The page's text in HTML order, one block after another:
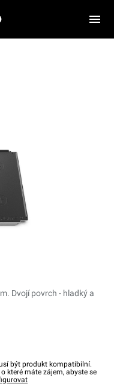
Dvojí povrch - hladký a
být produkt kompatibilní.
které máte zájem, abyste se